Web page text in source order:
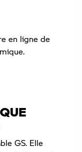
en ligne de
GS. Elle